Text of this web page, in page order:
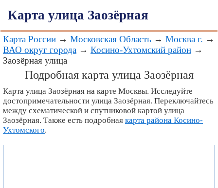
Карта улица Заозёрная
Карта России → Московская Область → Москва г. →
ВАО округ города → Косино-Ухтомский район →
Заозёрная улица
Подробная карта улица Заозёрная
Карта улица Заозёрная на карте Москвы. Исследуйте
достопримечательности улица Заозёрная. Переключайтесь
между схематической и спутниковой картой улица
Заозёрная. Также есть подробная карта района Косино-
Ухтомского.